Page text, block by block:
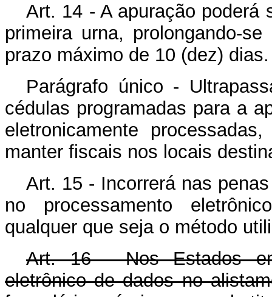
Art. 14 - A apuração poderá
primeira urna, prolongando-
prazo máximo de 10 (dez) dias.
Parágrafo único -
cédulas programadas para a
eletronicamente
manter fiscais nos locais
Art. 15 - Incorrerá nas
no processamento
qualquer que seja o método
Art. 16 - Nos Estados
eletrônico de dados no